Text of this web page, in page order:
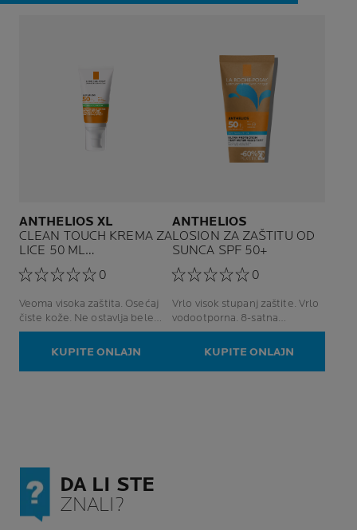
ANTHELIOS XL
CLEAN TOUCH KREMA ZA
LICE 50 ML
PROTIV SJAJA I BEZ
MIRISA
0
Veoma visoka zaštita. Osećaj
čiste kože. Ne ostavlja bele
tragove. Bez mirisa.
KUPITE ONLAJN
ANTHELIOS
LOSION ZA ZAŠTITU OD
SUNCA SPF 50+
0
Vrlo visok stupanj zaštite. Vrlo
vodootporna. 8-satna
hidratacija.
KUPITE ONLAJN
DA LI STE
ZNALI?